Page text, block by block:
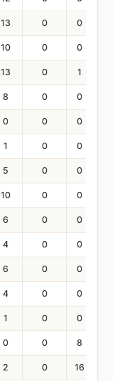
13 0 0
10 0 0
13 0 1
8 0 0
0 0 0
1 0 0
5 0 0
10 0 0
6 0 0
4 0 0
6 0 0
4 0 0
1 0 0
0 0 8
2 0 16